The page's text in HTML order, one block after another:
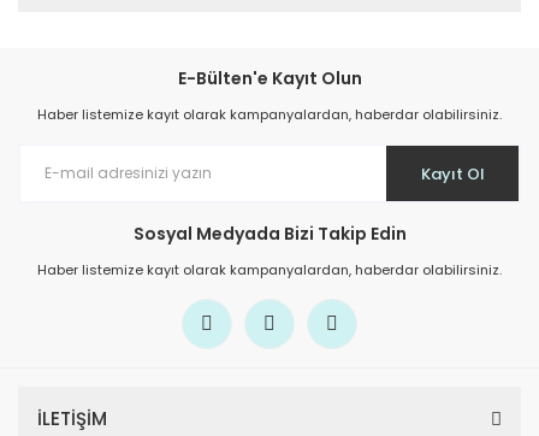
E-Bülten'e Kayıt Olun
Haber listemize kayıt olarak kampanyalardan, haberdar olabilirsiniz.
Kayıt Ol
Sosyal Medyada Bizi Takip Edin
Haber listemize kayıt olarak kampanyalardan, haberdar olabilirsiniz.
İLETİŞİM